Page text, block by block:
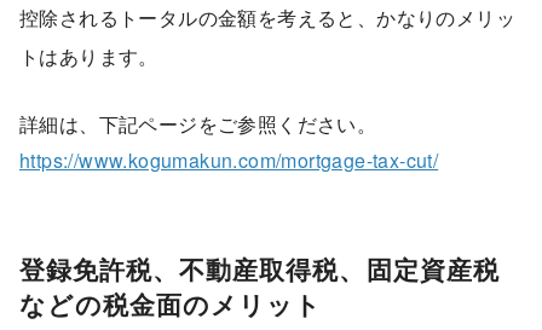
控除されるトータルの金額を考えると、かなりのメリッ
トはあります。
詳細は、下記ページをご参照ください。
https://www.kogumakun.com/mortgage-tax-cut/
登録免許税、不動産取得税、固定資産税
などの税金面のメリット